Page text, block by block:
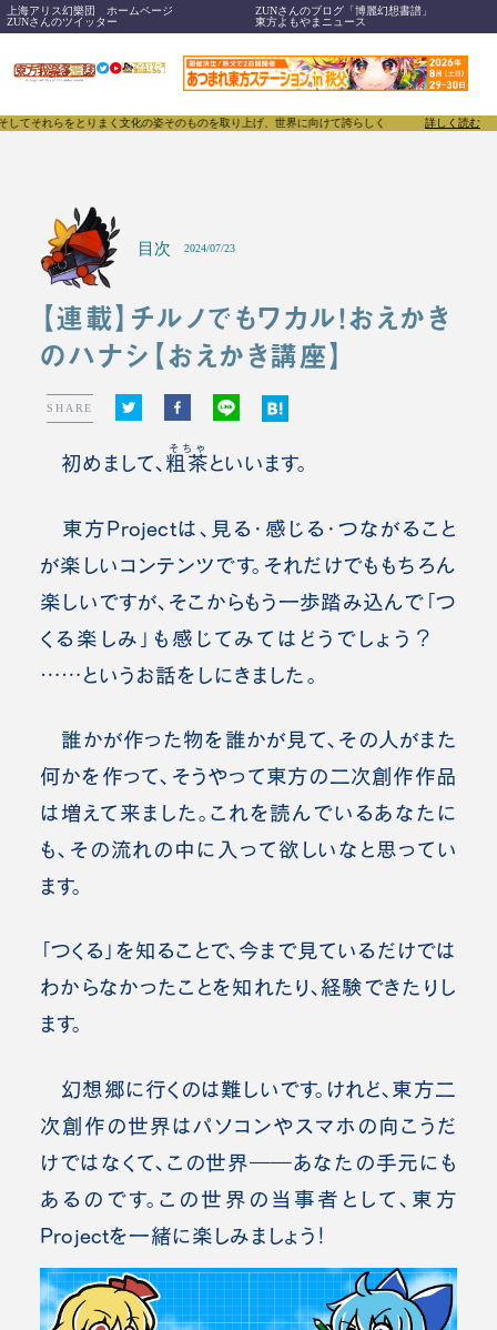
上海アリス幻樂団 ホームページ
ZUNさんのブログ「博麗幻想書譜」
ZUNさんのツイッター
東方よもやまニュース
をとりまく文化の姿そのものを取り上げ、世界に向けて誇らしく発信することで、東方
詳しく読む
目次 2024/07/23
【連載】チルノでもワカル！おえかき
のハナシ【おえかき講座】
SHARE
初めまして、 粗茶
そちゃ
といいます。
東方Projectは、見る・感じる・つながること
が楽しいコンテンツです。それだけでももちろん
楽しいですが、そこからもう一歩踏み込んで「つ
くる楽しみ」も感じてみてはどうでしょう？
……というお話をしにきました。
誰かが作った物を誰かが見て、その人がまた
何かを作って、そうやって東方の二次創作作品
は増えて来ました。これを読んでいるあなたに
も、その流れの中に入って欲しいなと思ってい
ます。
「つくる」を知ることで、今まで見ているだけでは
わからなかったことを知れたり、経験できたりし
ます。
幻想郷に行くのは難しいです。けれど、東方二
次創作の世界はパソコンやスマホの向こうだ
けではなくて、この世界――あなたの手元にも
あるのです。この世界の当事者として、東方
Projectを一緒に楽しみましょう！